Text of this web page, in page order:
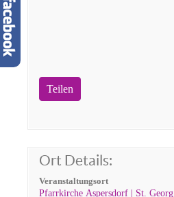
Teilen
Ort Details:
Veranstaltungsort
Pfarrkirche Aspersdorf | St. Georg